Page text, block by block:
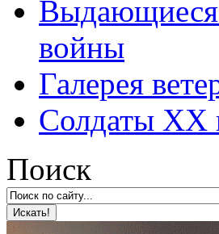
Выдающиеся
войны
Галерея
Солдаты XX
Поиск